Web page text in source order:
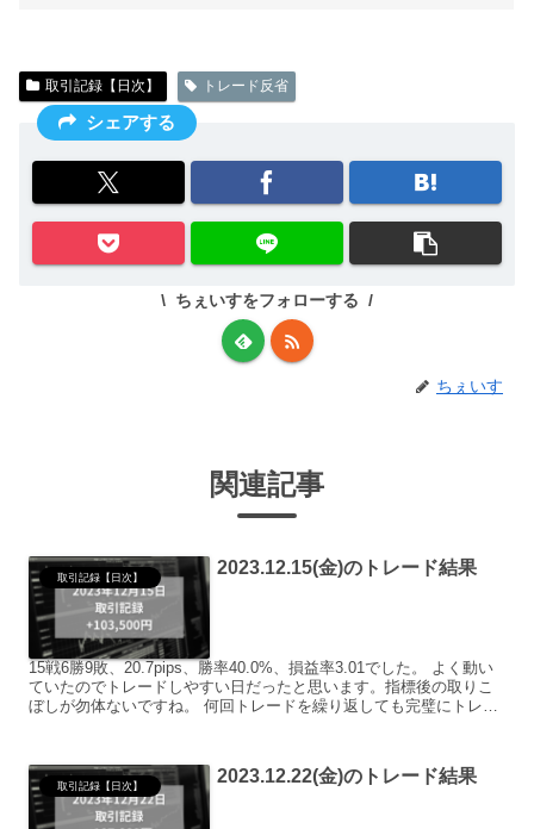
取引記録【日次】 トレード反省
シェアする
ちぇいすをフォローする
ちぇいす
関連記事
取引記録【日次】 2023.12.15(金)のトレード結果
15戦6勝9敗、20.7pips、勝率40.0%、損益率3.01でした。 よく動い
ていたのでトレードしやすい日だったと思います。指標後の取りこ
ぼしが勿体ないですね。 何回トレードを繰り返しても完璧にトレー
取引記録【日次】 2023.12.22(金)のトレード結果